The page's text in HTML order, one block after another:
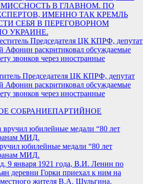
В ГЛАВНОМ. ПО
ИМЕННО ТАК КРЕМЛЬ
СЕБЯ В ПЕРЕГОВОРНОМ
УКРАИНЕ.
Председателя ЦК КПРФ, депутат
раскритиковал обсуждаемые
звонков через иностранные
ПАРТИЙНОЕ
юбилейные медали “80 лет
МИД.